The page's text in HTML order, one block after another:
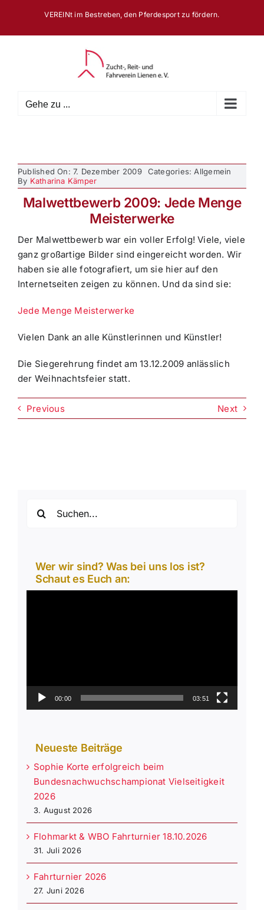
springen
VEREINt im Bestreben, den Pferdesport zu fördern.
Gehe zu ...
Published On: 7. Dezember 2009
Categories: Allgemein
By Katharina Kämper
Malwettbewerb 2009: Jede Menge
Meisterwerke
Der Malwettbewerb war ein voller Erfolg! Viele, viele
ganz großartige Bilder sind eingereicht worden. Wir
haben sie alle fotografiert, um sie hier auf den
Internetseiten zeigen zu können. Und da sind sie:
Jede Menge Meisterwerke
Vielen Dank an alle Künstlerinnen und Künstler!
Die Siegerehrung findet am 13.12.2009 anlässlich
der Weihnachtsfeier statt.
Previous Next
nach:
Wer wir sind? Was bei uns los ist?
Schaut es Euch an:
00:00 03:51
Neueste Beiträge
Sophie Korte erfolgreich beim
Bundesnachwuchschampionat Vielseitigkeit
2026
3. August 2026
Flohmarkt & WBO Fahrturnier 18.10.2026
31. Juli 2026
Fahrturnier 2026
27. Juni 2026